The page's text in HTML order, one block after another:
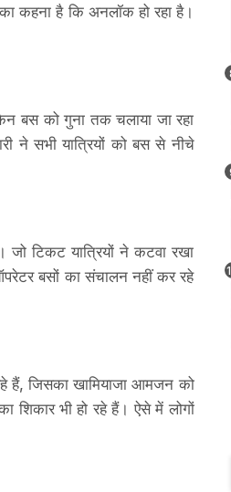
का कहना है कि अनलॉक हो रहा है।
बस को गुना तक चलाया जा रहा
ने सभी यात्रियों को बस से नीचे
जो टिकट यात्रियों ने कटवा रखा
बसों का संचालन नहीं कर रहे
हैं, जिसका खामियाजा आमजन को
शिकार भी हो रहे हैं। ऐसे में लोगों